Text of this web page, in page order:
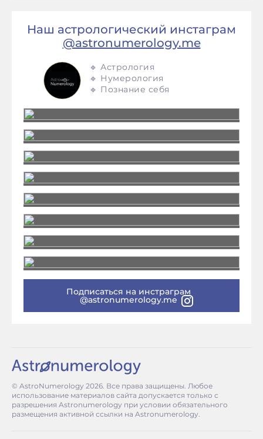
Наш астрологический инстаграм
@astronumerology.me
🔹 Астрология
🔹 Нумерология
🔹 Познание себя
Подписаться на инстраграм
@astronumerology.me
© AstroNumerology 2026 . Все права защищены. Любое
использование материалов сайта допускается только с
разрешения Astronumerology при условии обязательного
размещения активной ссылки на Astronumerology.